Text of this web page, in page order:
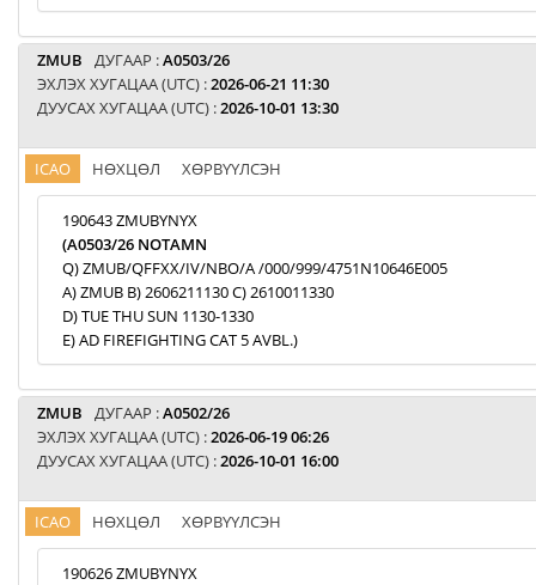
ZMUB ДУГААР :A0503/26
ЭХЛЭХ ХУГАЦАА (UTC) :2026-06-21 11:30
ДУУСАХ ХУГАЦАА (UTC) :2026-10-01 13:30
ICAO НӨХЦӨЛ ХӨРВҮҮЛСЭН
190643 ZMUBYNYX
(A0503/26 NOTAMN
Q) ZMUB/QFFXX/IV/NBO/A /000/999/4751N10646E005
A) ZMUB B) 2606211130 C) 2610011330
D) TUE THU SUN 1130-1330
E) AD FIREFIGHTING CAT 5 AVBL.)
ZMUB ДУГААР :A0502/26
ЭХЛЭХ ХУГАЦАА (UTC) :2026-06-19 06:26
ДУУСАХ ХУГАЦАА (UTC) :2026-10-01 16:00
ICAO НӨХЦӨЛ ХӨРВҮҮЛСЭН
190626 ZMUBYNYX